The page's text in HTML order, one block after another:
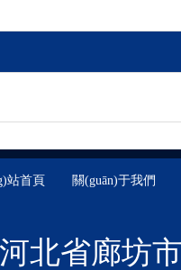
站首頁 關(guān)于我們
北省廊坊